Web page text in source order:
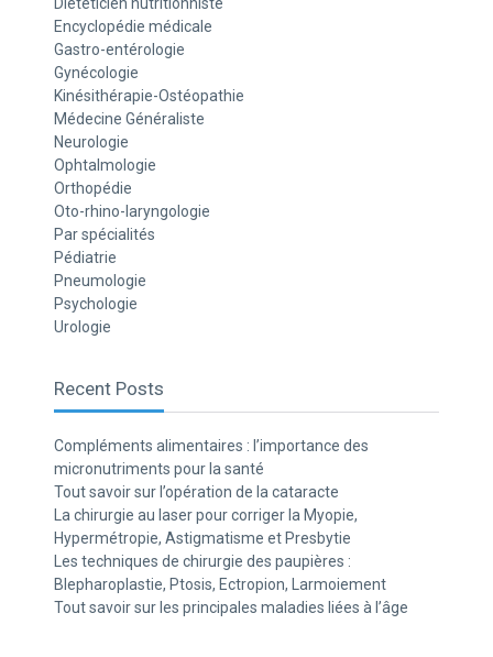
Diététicien nutritionniste
Encyclopédie médicale
Gastro-entérologie
Gynécologie
Kinésithérapie-Ostéopathie
Médecine Généraliste
Neurologie
Ophtalmologie
Orthopédie
Oto-rhino-laryngologie
Par spécialités
Pédiatrie
Pneumologie
Psychologie
Urologie
Recent Posts
Compléments alimentaires : l’importance des
micronutriments pour la santé
Tout savoir sur l’opération de la cataracte
La chirurgie au laser pour corriger la Myopie,
Hypermétropie, Astigmatisme et Presbytie
Les techniques de chirurgie des paupières :
Blepharoplastie, Ptosis, Ectropion, Larmoiement
Tout savoir sur les principales maladies liées à l’âge